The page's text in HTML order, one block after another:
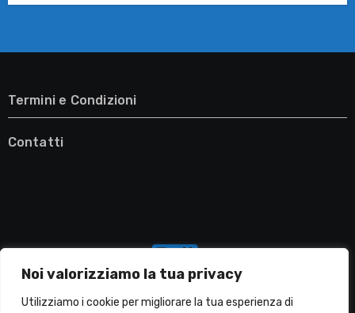
Noi valorizziamo la tua privacy
Utilizziamo i cookie per migliorare la tua esperienza di
Termini e Condizioni
Contatti